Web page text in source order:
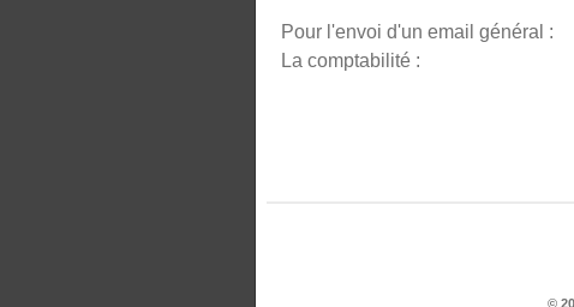
Pour l'envoi d'un email
La comptabilité :
©